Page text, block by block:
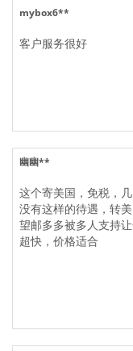
mybox6**
客户服务很好
幽幽**
这个寄美国，免税，
没有这样的待遇，转
望邮多多被多人支持
超快，价格适合